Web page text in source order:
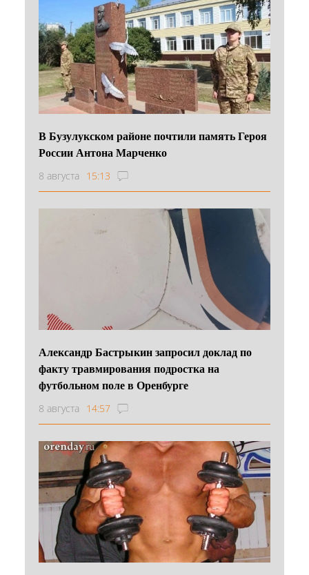
В Бузулукском районе почтили память Героя
России Антона Марченко
8 августа 15:13
Александр Бастрыкин запросил доклад по
факту травмирования подростка на
футбольном поле в Оренбурге
8 августа 14:57